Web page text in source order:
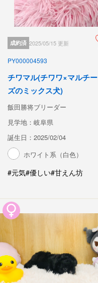
成約済 2025/05/15 更新
PY000004593
チワマル(チワワ×マルチー
ズのミックス犬)
飯田勝将ブリーダー
見学地：岐阜県
誕生日：2025/02/04
ホワイト系（白色）
#元気#優しい#甘えん坊